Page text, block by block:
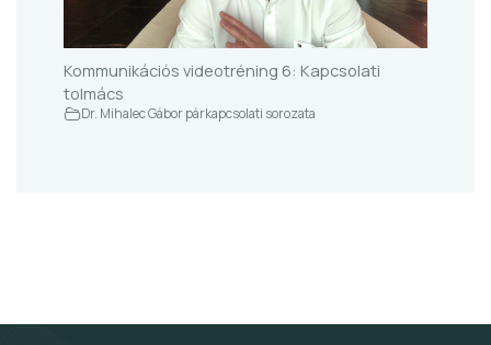
Kommunikációs videotréning 6: Kapcsolati
tolmács
Dr. Mihalec Gábor párkapcsolati sorozata